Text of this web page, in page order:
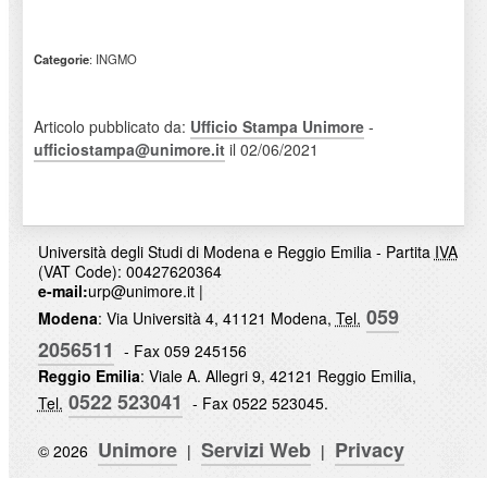
Categorie: INGMO
Articolo pubblicato da: Ufficio Stampa Unimore-
ufficiostampa@unimore.itil 02/06/2021
Università degli Studi di Modena e Reggio Emilia - Partita IVA
(VAT Code): 00427620364
e-mail:urp@unimore.it|
Modena: Via Università 4, 41121 Modena, Tel. 059
2056511 - Fax 059 245156
Reggio Emilia: Viale A. Allegri 9, 42121 Reggio Emilia,
Tel. 0522 523041 - Fax 0522 523045.
© 2026 Unimore | Servizi Web | Privacy